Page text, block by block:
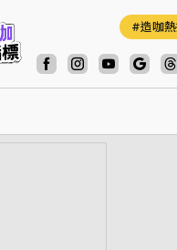
造咖